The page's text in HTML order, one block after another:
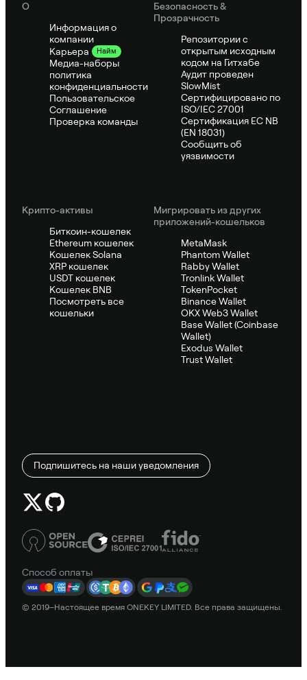
О
Информация о
компании
Карьера
Найм
Медиа-наборы
политика
конфиденциальности
Пользовательское
Соглашение
Проверка команды
Безопасность &
Прозрачность
Репозитории с
открытым исходным
кодом на Гитхабе
Аудит проведен
SlowMist
Сертифицировано по
ISO/IEC 27001
Сертификация ЕС NB
(EN 18031)
Сообщить об
уязвимости
Крипто-активы
Биткоин-кошелек
Ethereum кошелек
Кошелек Solana
XRP кошелек
USDT кошелек
Кошелек BNB
Посмотреть все
кошельки
Мигрировать из других
приложений-кошельков
MetaMask
Phantom Wallet
Rabby Wallet
Tronlink Wallet
TokenPocket
Binance Wallet
OKX Web3 Wallet
Base Wallet (Coinbase
Wallet)
Exodus Wallet
Trust Wallet
Подпишитесь на наши уведомления
Способ оплаты
© 2019–Настоящее время ONEKEY LIMITED. Все права защищены.